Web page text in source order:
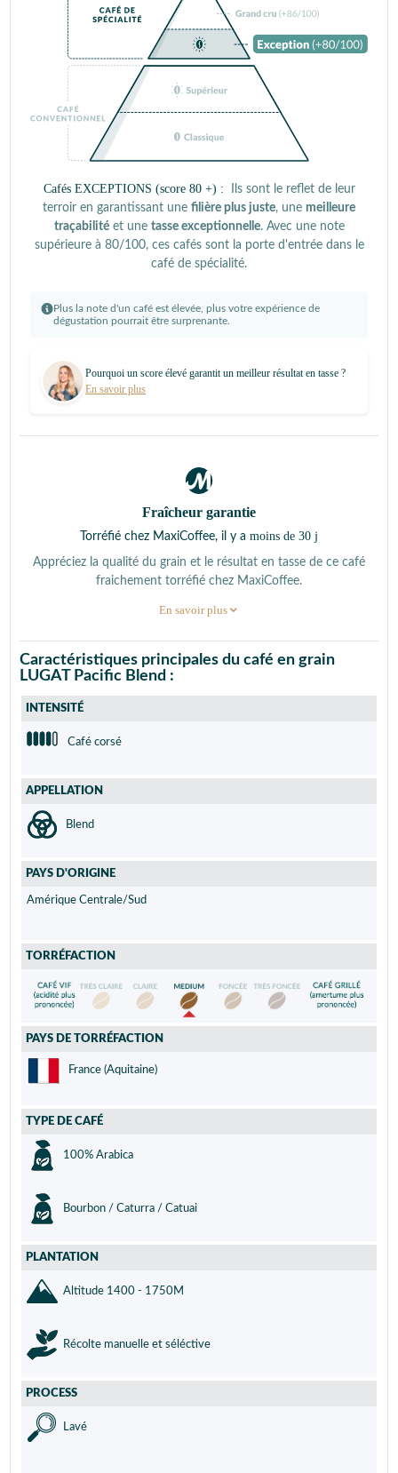
Cafés EXCEPTIONS (score 80 +) :
Ils sont le reflet de leur
terroir en garantissant une filière plus juste, une meilleure
traçabilitéet une tasse exceptionnelle. Avec une note
supérieure à 80/100, ces cafés sont la porte d'entrée dans le
café de spécialité.
Plus la note d'un café est élevée, plus votre expérience de
dégustation pourrait être surprenante.
Pourquoi un score élevé garantit un meilleur résultat en tasse ?
En savoir plus
Fraîcheur garantie
Torréfié chez MaxiCoffee, il y a moins de 30 j
Appréciez la qualité du grain et le résultat en tasse de ce café
fraichement torréfié chez MaxiCoffee.
En savoir plus
Caractéristiques principales du café en grain
LUGAT Pacific Blend :
INTENSITÉ
Café corsé
APPELLATION
Blend
PAYS D'ORIGINE
Amérique Centrale/Sud
TORRÉFACTION
PAYS DE TORRÉFACTION
France (Aquitaine)
TYPE DE CAFÉ
100% Arabica
Bourbon / Caturra / Catuai
PLANTATION
Altitude 1400 - 1750M
Récolte manuelle et séléctive
PROCESS
Lavé